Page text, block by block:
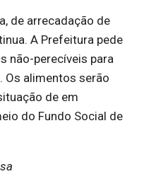
de arrecadação de
A Prefeitura pede
não-perecíveis para
Os alimentos serão
de em
do Fundo Social de